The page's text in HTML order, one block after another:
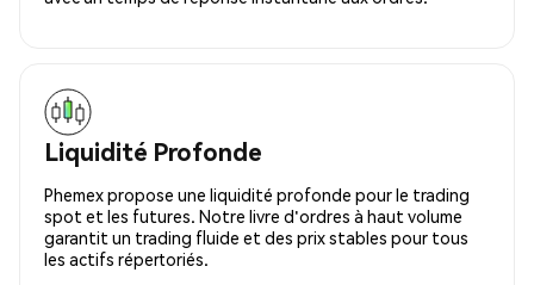
Liquidité Profonde
Phemex propose une liquidité profonde pour le trading
spot et les futures. Notre livre d'ordres à haut volume
garantit un trading fluide et des prix stables pour tous
les actifs répertoriés.